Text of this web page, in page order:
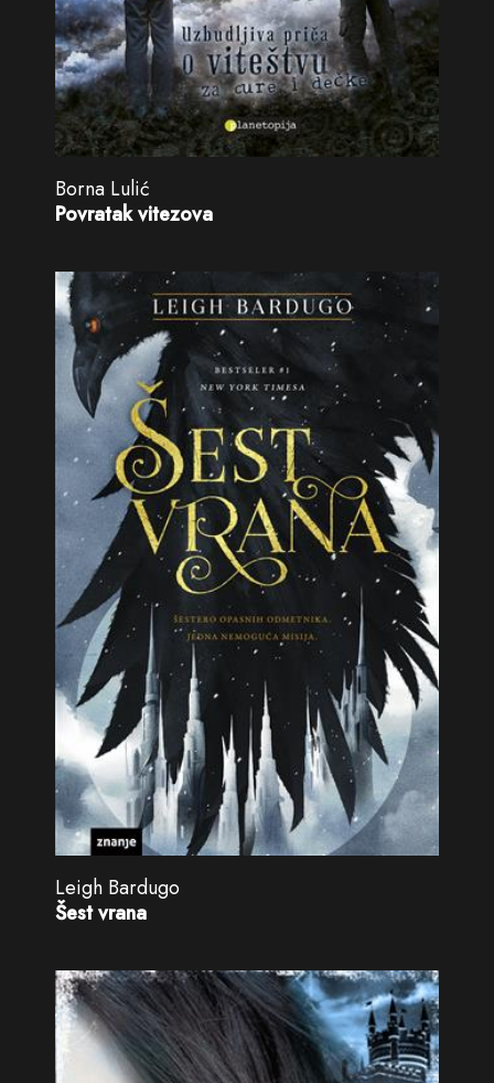
Borna Lulić
Povratak vitezova
Leigh Bardugo
Šest vrana